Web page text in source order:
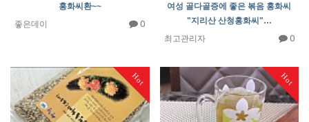
홍화씨환~~
좋은데이
0
여성 골다골증에 좋은 볶음 홍화씨
"지리산 산청홍화씨"…
최고관리자
0
Hot Hot